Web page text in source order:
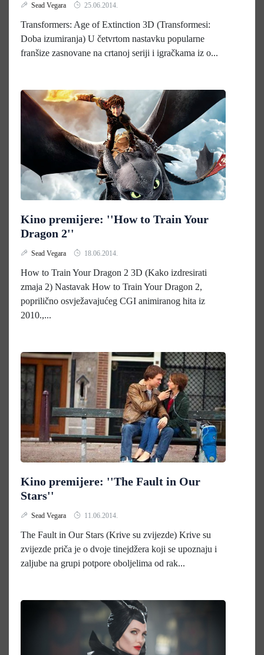
Sead Vegara 25.06.2014.
Transformers: Age of Extinction 3D (Transformesi:
Doba izumiranja) U četvrtom nastavku popularne
franšize zasnovane na crtanoj seriji i igračkama iz o...
Kino premijere: ''How to Train Your
Dragon 2''
Sead Vegara 18.06.2014.
How to Train Your Dragon 2 3D (Kako izdresirati
zmaja 2) Nastavak How to Train Your Dragon 2,
poprilično osvježavajućeg CGI animiranog hita iz
2010.,...
Kino premijere: ''The Fault in Our
Stars''
Sead Vegara 11.06.2014.
The Fault in Our Stars (Krive su zvijezde) Krive su
zvijezde priča je o dvoje tinejdžera koji se upoznaju i
zaljube na grupi potpore oboljelima od rak...